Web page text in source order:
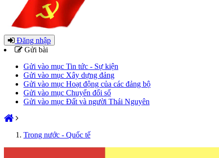
Đăng nhập
Gửi bài
Gửi vào mục Tin tức - Sự kiện
Gửi vào mục Xây dựng đảng
Gửi vào mục Hoạt động của các đảng bộ
Gửi vào mục Chuyển đổi số
Gửi vào mục Đất và người Thái Nguyên
Trong nước - Quốc tế